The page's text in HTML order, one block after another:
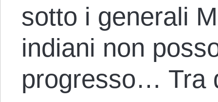
sotto i generali
indiani non
progresso… Tra